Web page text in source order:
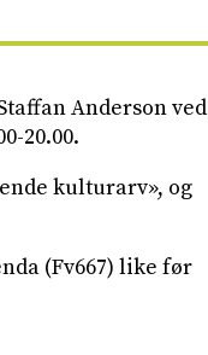
Anderson ved
20.00.
kulturarv», og
(Fv667) like før